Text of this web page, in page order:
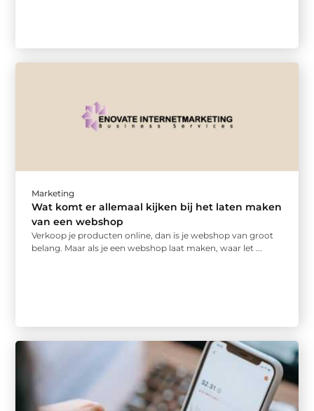
Marketing
Wat komt er allemaal kijken bij het laten maken
van een webshop
Verkoop je producten online, dan is je webshop van groot
belang. Maar als je een webshop laat maken, waar let ...